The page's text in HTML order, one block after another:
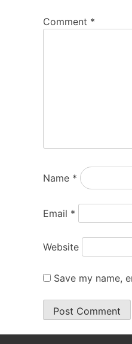
Comment *
Name *
Email *
Website
Save my name,